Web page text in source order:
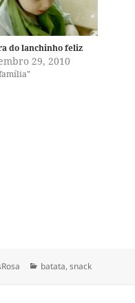
do lanchinho feliz
29, 2010
Categorias
batata,snack